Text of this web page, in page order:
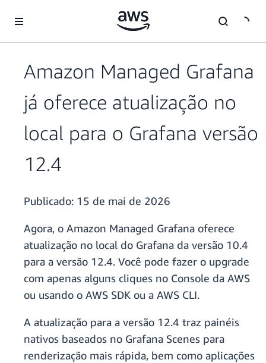
Pular para o conteúdo principal
Amazon Managed Grafana
já oferece atualização no
local para o Grafana versão
12.4
Publicado: 15 de mai de 2026
Agora, o Amazon Managed Grafana oferece
atualização no local do Grafana da versão 10.4
para a versão 12.4. Você pode fazer o upgrade
com apenas alguns cliques no Console da AWS
ou usando o AWS SDK ou a AWS CLI.
A atualização para a versão 12.4 traz painéis
nativos baseados no Grafana Scenes para
renderização mais rápida, bem como aplicações